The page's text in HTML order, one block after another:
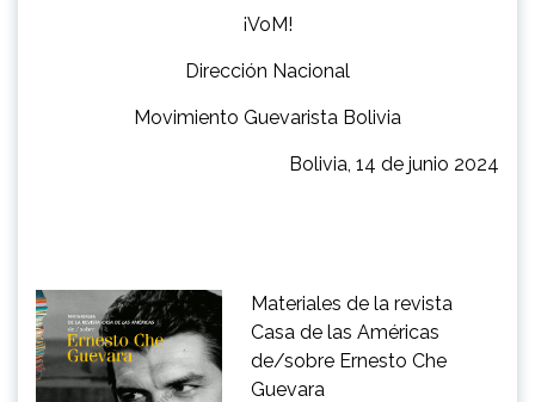
¡VoM!
Dirección Nacional
Movimiento Guevarista Bolivia
Bolivia, 14 de junio 2024
Materiales de la revista
Casa de las Américas
de/sobre Ernesto Che
Guevara